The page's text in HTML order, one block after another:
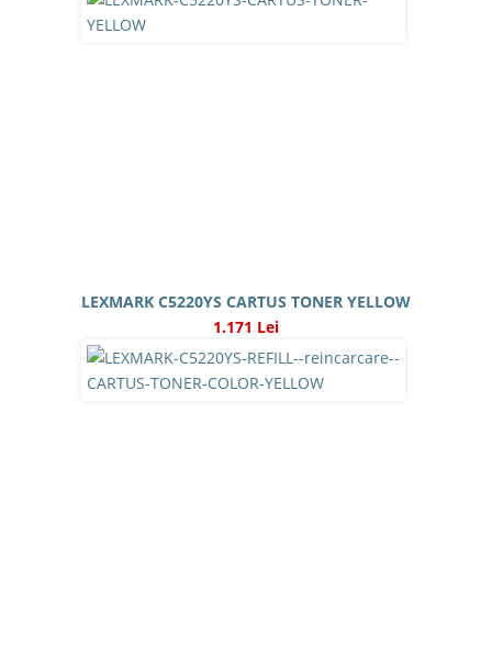
LEXMARK C5220YS CARTUS TONER YELLOW
1.171 Lei